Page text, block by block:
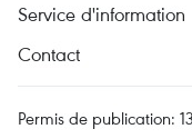
Service d'information
Contact
Permis de publication: